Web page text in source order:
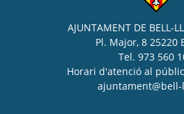
AJUNTAMENT DE BELL-
Pl. Major, 8 25220
Tel. 973 560
Horari d'atenció al